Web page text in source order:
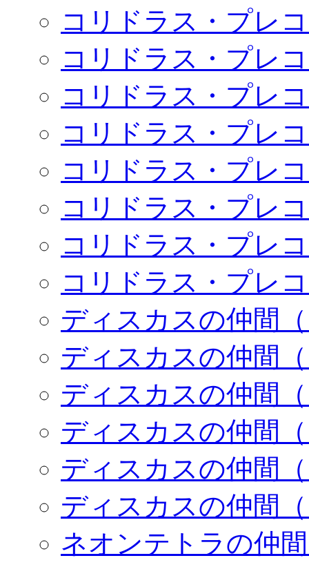
コリドラス・プレ
コリドラス・プレ
コリドラス・プレ
コリドラス・プレ
コリドラス・プレ
コリドラス・プレ
コリドラス・プレ
コリドラス・プレ
ディスカスの仲間
ディスカスの仲間
ディスカスの仲間
ディスカスの仲間
ディスカスの仲間
ディスカスの仲間
ネオンテトラの仲